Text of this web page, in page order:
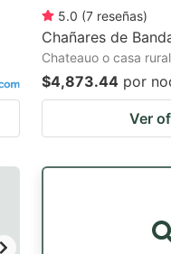
5.0 (7 reseñas)
Chañares de
Chateauo o casa rural
$4,873.44 por
Ver